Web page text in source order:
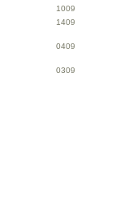
1009
1409
0409
0309